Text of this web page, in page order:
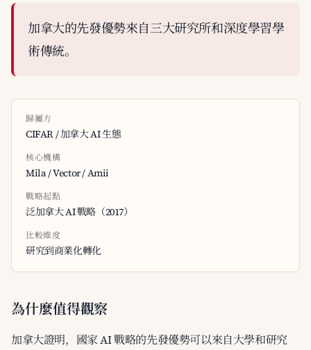
加拿大的先發優勢來自三大研究所和深度學習學
術傳統。
歸屬方
CIFAR / 加拿大 AI 生態
核心機構
Mila / Vector / Amii
戰略起點
泛加拿大 AI 戰略（2017）
比較維度
研究到商業化轉化
為什麼值得觀察
加拿大證明，國家 AI 戰略的先發優勢可以來自大學和研究